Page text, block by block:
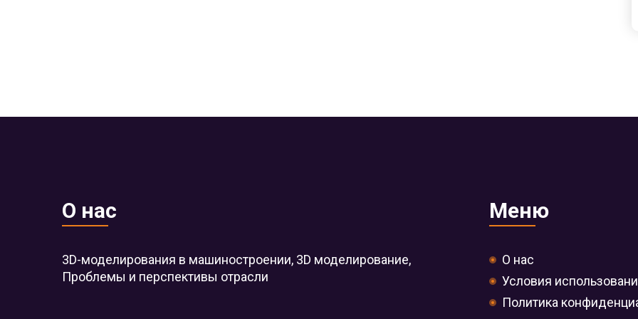
О нас
3D-моделирования в машиностроении, 3D моделирование,
Проблемы и перспективы отрасли
Меню
О нас
Условия
Политика